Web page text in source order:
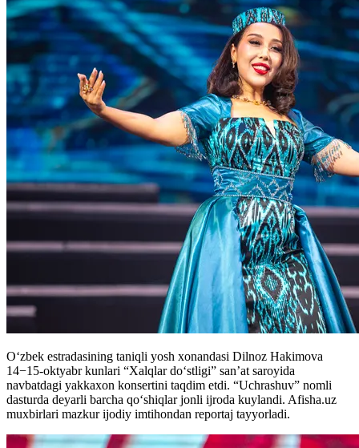
O‘zbek estradasining taniqli yosh xonandasi Dilnoz Hakimova
14−15-oktyabr kunlari “Xalqlar do‘stligi” san’at saroyida
navbatdagi yakkaxon konsertini taqdim etdi. “Uchrashuv” nomli
dasturda deyarli barcha qo‘shiqlar jonli ijroda kuylandi. Afisha.uz
muxbirlari mazkur ijodiy imtihondan reportaj tayyorladi.